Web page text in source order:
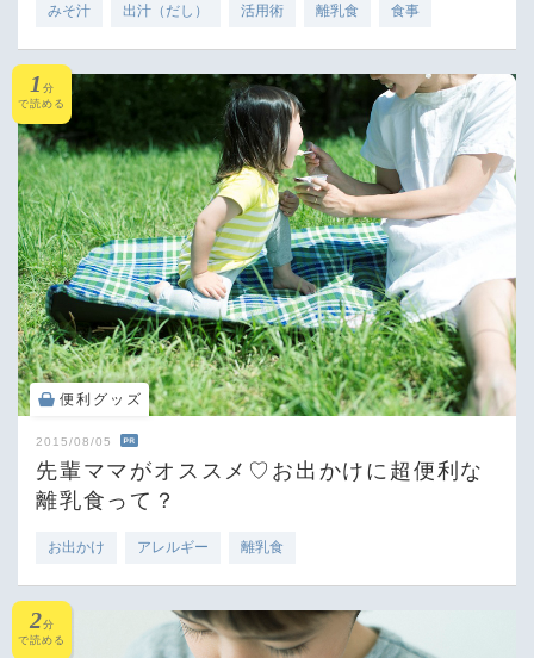
みそ汁 出汁（だし） 活用術 離乳食 食事
便利グッズ
1 分
で読める
2015/08/05
先輩ママがオススメ♡お出かけに超便利な
離乳食って？
お出かけ アレルギー 離乳食
2分
で読める